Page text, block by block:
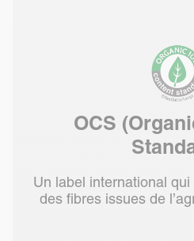
OCS
Un label international
des fibres issues de